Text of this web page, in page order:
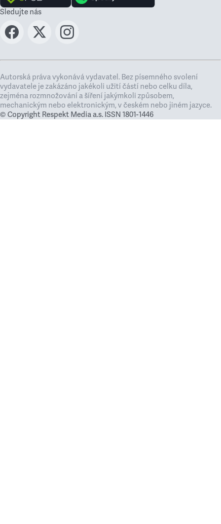
Sledujte nás
Autorská práva vykonává vydavatel. Bez písemného svolení
vydavatele je zakázáno jakékoli užití částí nebo celku díla,
zejména rozmnožování a šíření jakýmkoli způsobem,
mechanickým nebo elektronickým, v českém nebo jiném jazyce.
© Copyright Respekt Media a.s. ISSN 1801-1446